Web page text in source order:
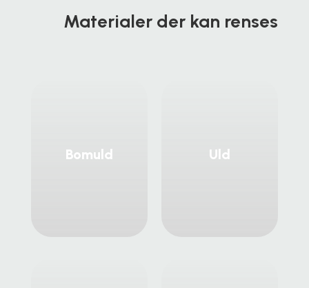
Materialer der kan renses
Bomuld Uld